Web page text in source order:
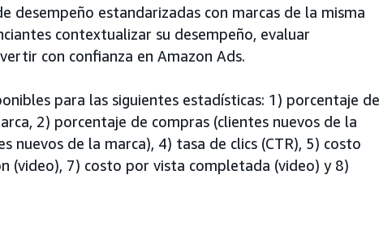
desempeño estandarizadas con marcas de la misma
contextualizar su desempeño, evaluar
con confianza en Amazon Ads.
para las siguientes estadísticas: 1) porcentaje de
2) porcentaje de compras (clientes nuevos de la
nuevos de la marca), 4) tasa de clics (CTR), 5) costo
(video), 7) costo por vista completada (video) y 8)